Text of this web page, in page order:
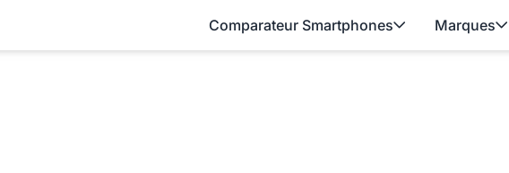
Comparateur Smartphones Marques